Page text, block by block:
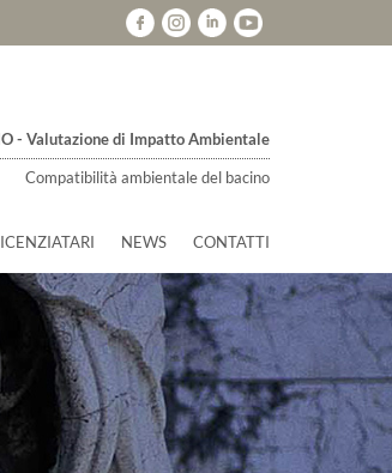
- Valutazione di Impatto Ambientale
Compatibilità ambientale del bacino
NEWS CONTATTI